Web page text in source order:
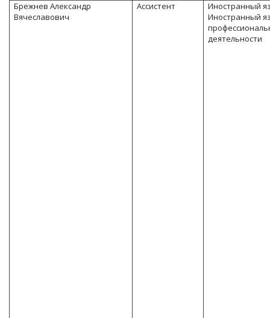
Брежнев Александр
Вячеславович
Ассистент
Иностранный
Иностранный
деятельности